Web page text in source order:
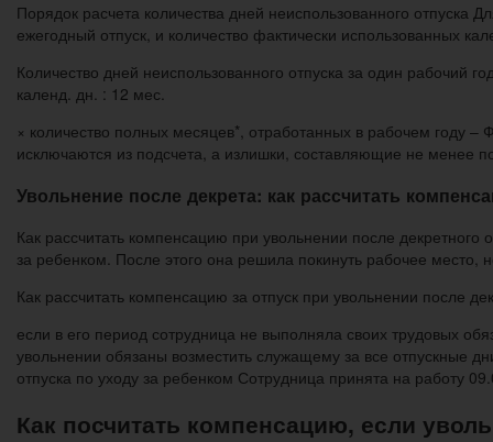
Порядок расчета количества дней неиспользованного отпуска
ежегодный отпуск, и количество фактически использованных
Количество дней неиспользованного отпуска за один рабочий
календ. дн. : 12 мес.
× количество полных месяцев*, отработанных в рабочем году
исключаются из подсчета, а излишки, составляющие не
Увольнение после декрета: как рассчитать
Как рассчитать компенсацию при увольнении после
за ребенком. После этого она решила покинуть рабочее место,
Как рассчитать компенсацию за отпуск при увольнении после
если в его период сотрудница не выполняла своих трудовых
увольнении обязаны возместить служащему за все отпускные
отпуска по уходу за ребенком Сотрудница принята на работу
Как посчитать компенсацию, если